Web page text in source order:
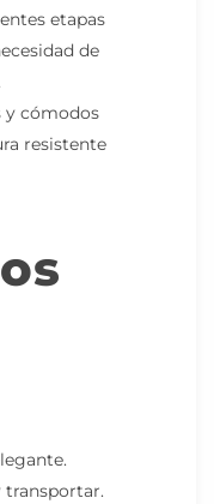
etapas
de
y cómodos
resistente
transportar.